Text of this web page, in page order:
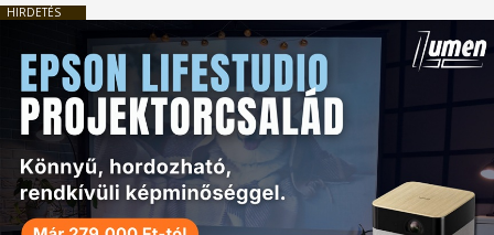
HIRDETÉS